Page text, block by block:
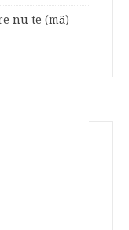
nu te (mă)